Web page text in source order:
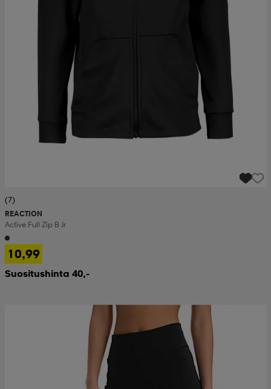
(7)
REACTION
Active Full Zip B Jr
10,99
Suositushinta 40,-